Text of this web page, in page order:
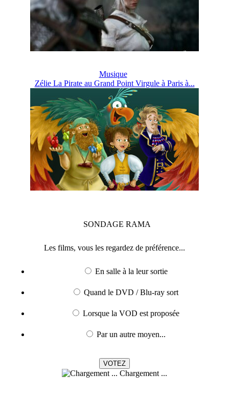
Musique
Zélie La Pirate au Grand Point Virgule à Paris à...
SONDAGE RAMA
Les films, vous les regardez de préférence...
En salle à la leur sortie
Quand le DVD / Blu-ray sort
Lorsque la VOD est proposée
Par un autre moyen...
Chargement ...